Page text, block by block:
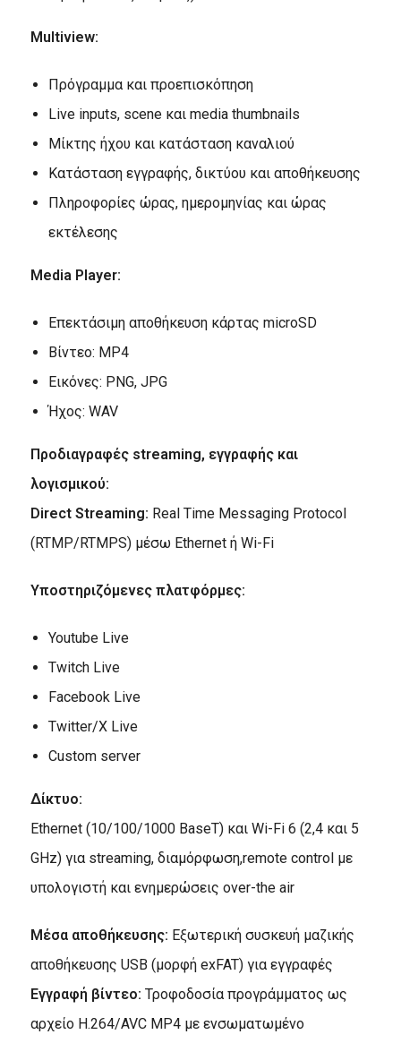
Multiview:
Πρόγραμμα και προεπισκόπηση
Live inputs, scene και media thumbnails
Μίκτης ήχου και κατάσταση καναλιού
Κατάσταση εγγραφής, δικτύου και αποθήκευσης
Πληροφορίες ώρας, ημερομηνίας και ώρας
εκτέλεσης
Media Player:
Επεκτάσιμη αποθήκευση κάρτας microSD
Βίντεο: MP4
Εικόνες: PNG, JPG
Ήχος: WAV
Προδιαγραφές streaming, εγγραφής και
λογισμικού:
Direct Streaming: Real Time Messaging Protocol
(RTMP/RTMPS) μέσω Ethernet ή Wi-Fi
Υποστηριζόμενες πλατφόρμες:
Youtube Live
Twitch Live
Facebook Live
Twitter/X Live
Custom server
Δίκτυο:
Ethernet (10/100/1000 BaseT) και Wi-Fi 6 (2,4 και 5
GHz) για streaming, διαμόρφωση,remote control με
υπολογιστή και ενημερώσεις over-the air
Μέσα αποθήκευσης: Εξωτερική συσκευή μαζικής
αποθήκευσης USB (μορφή exFAT) για εγγραφές
Εγγραφή βίντεο: Τροφοδοσία προγράμματος ως
αρχείο H.264/AVC MP4 με ενσωματωμένο